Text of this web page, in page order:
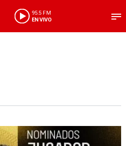
95.5 FM
EN VIVO